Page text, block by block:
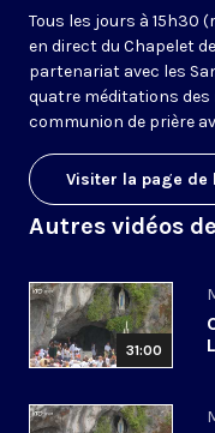
Tous les jours à 15h30
en direct du Chapelet
partenariat avec les
quatre méditations des
communion de prière
Visiter la page de
Autres vidéos
31:00